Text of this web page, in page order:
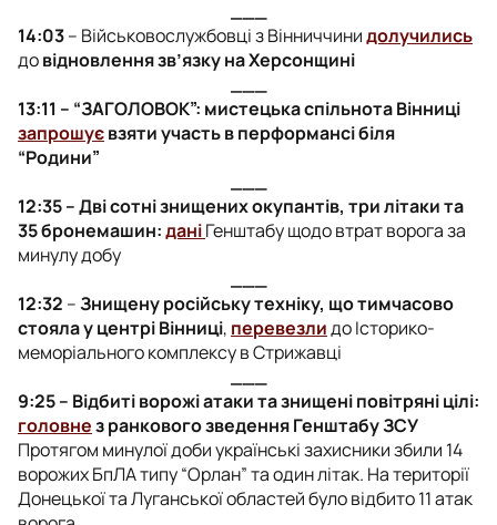
14:03– Військовослужбовці з Вінниччинидолучились
довідновлення зв’язку на Херсонщині
13:11 – “ЗАГОЛОВОК”: мистецька спільнота Вінниці
запрошуєвзяти участь в перформансі біля
“Родини”
12:35 – Дві сотні знищених окупантів, три літаки та
35 бронемашин:даніГенштабу щодо втрат ворога за
минулу добу
12:32 –Знищену російську техніку, що тимчасово
стояла у центрі Вінниці, перевезлидо Історико-
меморіального комплексу в Стрижавці
9:25 – Відбиті ворожі атаки та знищені повітряні цілі:
головнез ранкового зведення Генштабу ЗСУ
Протягом минулої доби українські захисники збили 14
ворожих БпЛА типу “Орлан” та один літак. На території
Донецької та Луганської областей було відбито 11 атак